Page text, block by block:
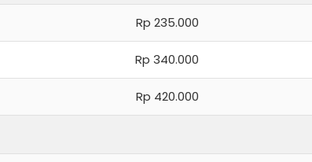
Rp 235.000
Rp 340.000
Rp 420.000